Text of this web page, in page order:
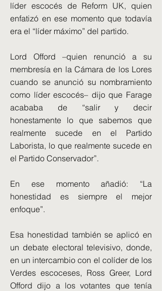
líder escocés de Reform UK, quien
enfatizó en ese momento que todavía
era el “líder máximo” del partido.
Lord Offord –quien renunció a su
membresía en la Cámara de los Lores
cuando se anunció su nombramiento
como líder escocés– dijo que Farage
acababa de “salir y decir
honestamente lo que sabemos que
realmente sucede en el Partido
Laborista, lo que realmente sucede en
el Partido Conservador”.
En ese momento añadió: “La
honestidad es siempre el mejor
enfoque”.
Esa honestidad también se aplicó en
un debate electoral televisivo, donde,
en un intercambio con el colíder de los
Verdes escoceses, Ross Greer, Lord
Offord dijo a los votantes que tenía